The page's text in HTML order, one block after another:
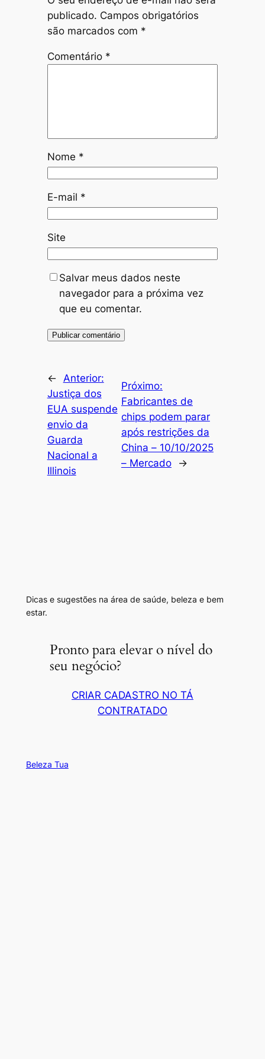
publicado. Campos obrigatórios
são marcados com *
Comentário *
Nome *
E-mail *
Site
Salvar meus dados neste
navegador para a próxima vez
que eu comentar.
←
Anterior:
Justiça dos
EUA suspende
envio da
Guarda
Nacional a
Illinois
Próximo:
Fabricantes de
chips podem parar
após restrições da
China – 10/10/2025
– Mercado
→
Dicas e sugestões na área de saúde, beleza e bem
estar.
Pronto para elevar o nível do
seu negócio?
CRIAR CADASTRO NO TÁ
CONTRATADO
Beleza Tua